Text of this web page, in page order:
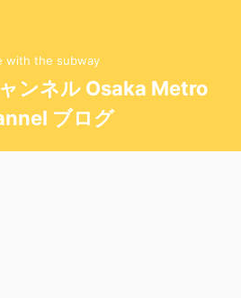
with the subway
ンネル Osaka Metro
ブログ